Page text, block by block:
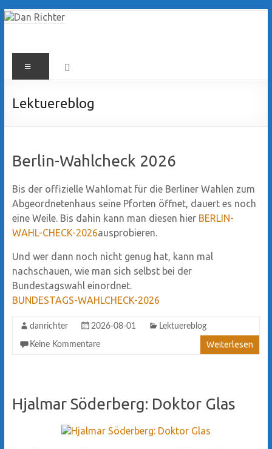
Zum
Dan
Richter
Menü
Lektuereblog
Berlin-Wahlcheck 2026
Bis der offizielle Wahlomat für die Berliner Wahlen zum
Abgeordnetenhaus seine Pforten öffnet, dauert es noch
eine Weile. Bis dahin kann man diesen hier BERLIN-
WAHL-CHECK-2026ausprobieren.
Und wer dann noch nicht genug hat, kann mal
nachschauen, wie man sich selbst bei der
Bundestagswahl einordnet.
BUNDESTAGS-WAHLCHECK-2026
danrichter 2026-08-01 Lektuereblog
Keine Kommentare Weiterlesen
Hjalmar Söderberg: Doktor Glas